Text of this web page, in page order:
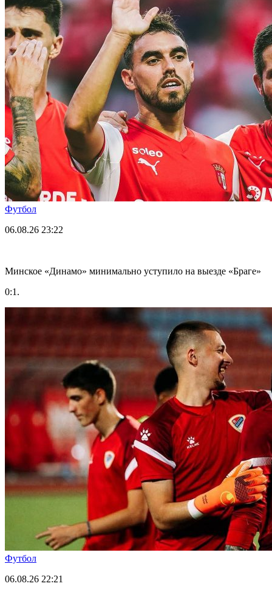
Футбол
06.08.26 23:22
Минское «Динамо» минимально уступило на выезде «Браге»
0:1.
Футбол
06.08.26 22:21